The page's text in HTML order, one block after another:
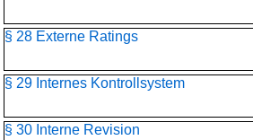
§ 28 Externe Ratings
§ 29 Internes Kontrollsystem
§ 30 Interne Revision